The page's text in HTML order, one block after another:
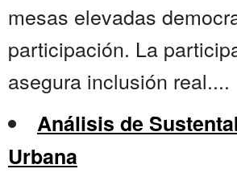
mesas elevadas
participación. La
asegura inclusión real....
Análisis de
Urbana